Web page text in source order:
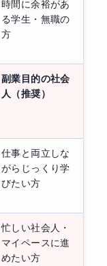
時間に余裕があ
る学生・無職の
方
副業目的の社会
人（推奨）
仕事と両立しな
がらじっくり学
びたい方
忙しい社会人・
マイペースに進
めたい方